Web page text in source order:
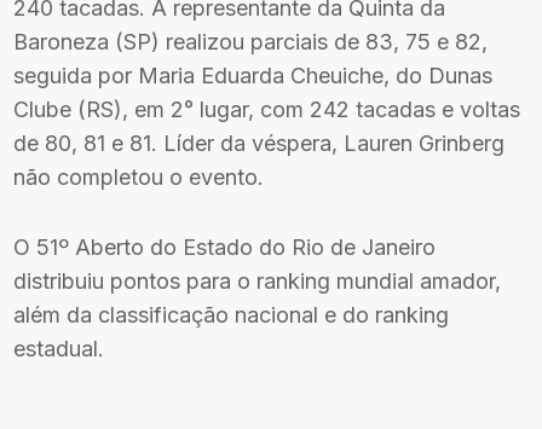
240 tacadas. A representante da Quinta da
Baroneza (SP) realizou parciais de 83, 75 e 82,
seguida por Maria Eduarda Cheuiche, do Dunas
Clube (RS), em 2° lugar, com 242 tacadas e voltas
de 80, 81 e 81. Líder da véspera, Lauren Grinberg
não completou o evento.
O 51º Aberto do Estado do Rio de Janeiro
distribuiu pontos para o ranking mundial amador,
além da classificação nacional e do ranking
estadual.